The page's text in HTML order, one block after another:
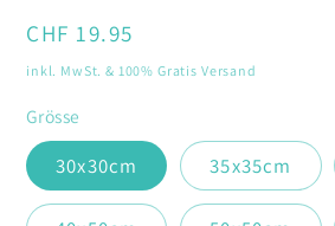
Normaler
Preis
CHF 19.95
inkl. MwSt. & 100% Gratis Versand
Grösse
30x30cm 35x35cm